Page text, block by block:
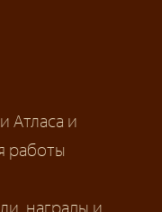
Атласа и
работы
награды и